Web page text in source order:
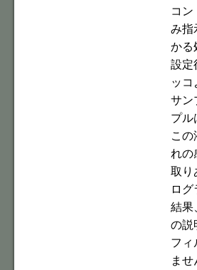
コ
み指
かる
設定
ッコ
サン
プル
こ
れの
取り
ロ
結果
の説
フィ
ませ